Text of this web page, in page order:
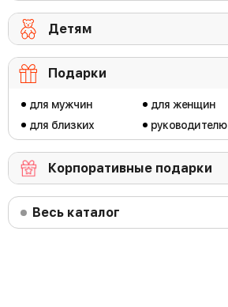
Детям
Подарки
для мужчин
для близких
для женщин
руководителю
Корпоративные подарки
Весь каталог